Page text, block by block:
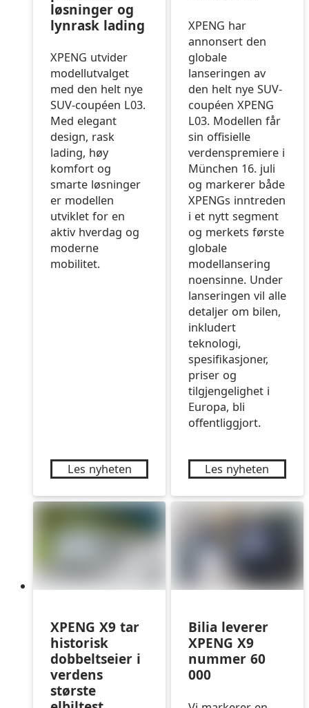
løsninger og
lynrask lading
XPENG utvider
modellutvalget
med den helt nye
SUV-coupéen L03.
Med elegant
design, rask
lading, høy
komfort og
smarte løsninger
er modellen
utviklet for en
aktiv hverdag og
moderne
mobilitet.
Les nyheten
XPENG har
annonsert den
globale
lanseringen av
den helt nye SUV-
coupéen XPENG
L03. Modellen får
sin offisielle
verdenspremiere i
München 16. juli
og markerer både
XPENGs inntreden
i et nytt segment
og merkets første
globale
modellansering
noensinne. Under
lanseringen vil alle
detaljer om bilen,
inkludert
teknologi,
spesifikasjoner,
priser og
tilgjengelighet i
Europa, bli
offentliggjort.
Les nyheten
XPENG X9 tar
historisk
dobbeltseier i
verdens
største
Bilia leverer
XPENG X9
nummer 60
000